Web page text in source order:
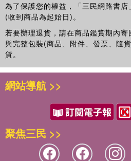
為了保護您的權益，「三民網路書店」
(收到商品為起始日)。
若要辦理退貨，請在商品鑑賞期內
與完整包裝(商品、附件、發票、隨
貨。
網站導航 >>
聚焦三民 >>